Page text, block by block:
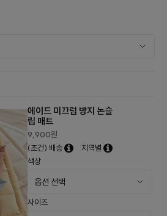
에이드 미끄럼 방지 논슬
립 매트
9,900원
(조건) 배송
지역별
색상
사이즈